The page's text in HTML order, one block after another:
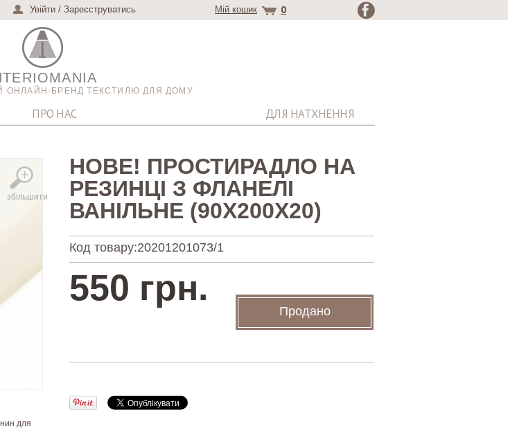
Мій кошик 0
Увійти / Зареєструватись
ОНЛАЙН-БРЕНД ТЕКСТИЛЮ ДЛЯ ДОМУ
ПРО НАС ДЛЯ НАТХНЕННЯ
збільшити
НОВЕ! ПРОСТИРАДЛО НА
РЕЗИНЦІ З ФЛАНЕЛІ
ВАНІЛЬНЕ (90Х200Х20)
Код товару:20201201073/1
550 грн.
Продано
для